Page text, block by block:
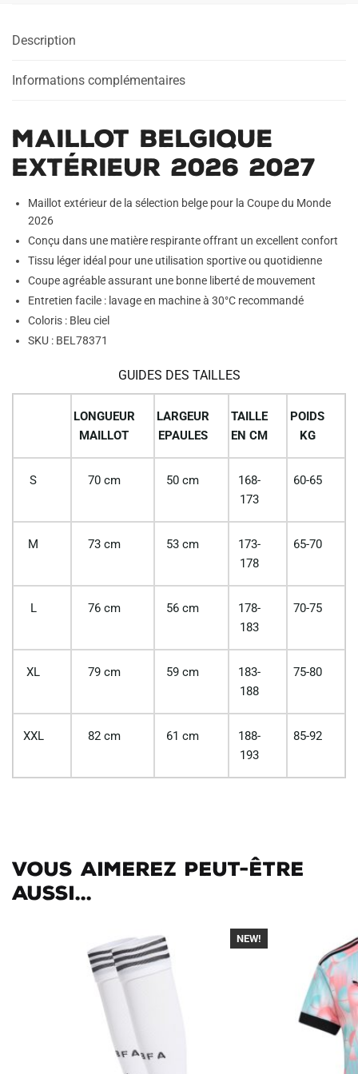
Description
Informations complémentaires
Maillot Belgique
Extérieur 2026 2027
Maillot extérieur de la sélection belge pour la Coupe du Monde
2026
Conçu dans une matière respirante offrant un excellent confort
Tissu léger idéal pour une utilisation sportive ou quotidienne
Coupe agréable assurant une bonne liberté de mouvement
Entretien facile : lavage en machine à 30°C recommandé
Coloris : Bleu ciel
SKU : BEL78371
GUIDES DES TAILLES
LONGUEUR
MAILLOT
LARGEUR
EPAULES
TAILLE
EN CM
POIDS
KG
S 70 cm 50 cm
168-
173
60-65
M 73 cm 53 cm
173-
178
65-70
L 76 cm 56 cm
178-
183
70-75
XL 79 cm 59 cm
183-
188
75-80
XXL 82 cm 61 cm
188-
193
85-92
Vous aimerez peut-être
aussi...
-30%
NEW!